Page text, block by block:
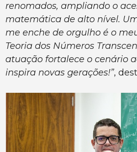
renomados, ampliando o
matemática de alto nível.
me enche de orgulho é o
Teoria dos Números
atuação fortalece o cenário
inspira novas gerações!”,